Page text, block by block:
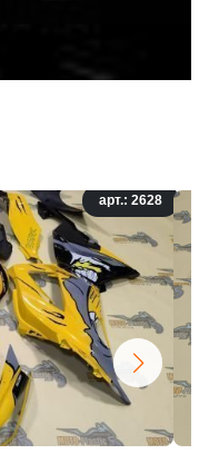
арт.: 2628